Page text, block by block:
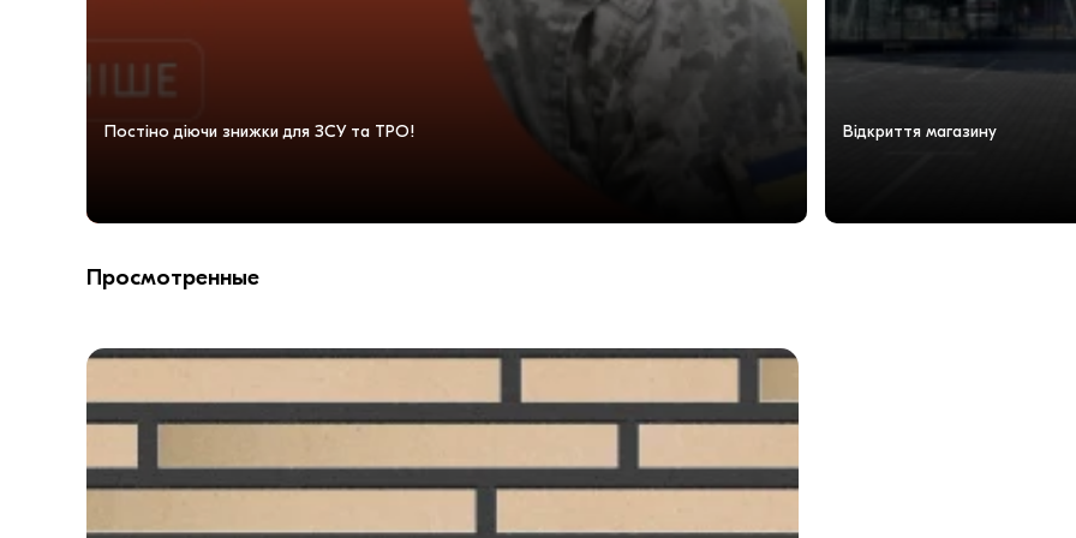
Постіно діючи знижки для ЗСУ та ТРО! Відкриття магазину
Просмотренные